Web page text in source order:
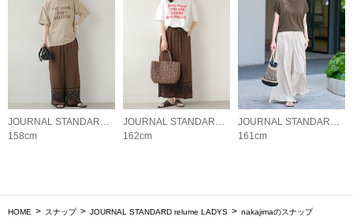
158cm
162cm
161cm
HOME スナップ JOURNAL STANDARD relume LADYS nakajimaのスナップ